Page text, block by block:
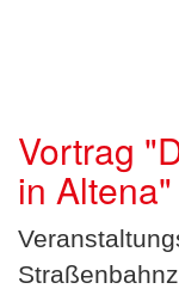
Vortrag
in Altena"